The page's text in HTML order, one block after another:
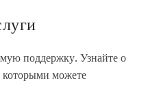
поддержку. Узнайте о
которыми можете